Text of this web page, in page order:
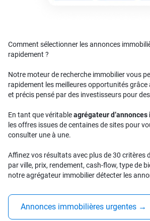
Comment sélectionner les annonces
rapidement ?
Notre moteur de recherche immobilier vous
rapidement les meilleures opportunités
et précis pensé par des investisseurs pour
En tant que véritableagrégateur d’annonces
les offres issues de centaines de sites pour
consulter une à une.
Affinez vos résultats avec plus de 30 critères
par ville, prix, rendement, cash-flow, type de
notre agrégateur immobilier détecter les
Annonces immobilières urgentes →